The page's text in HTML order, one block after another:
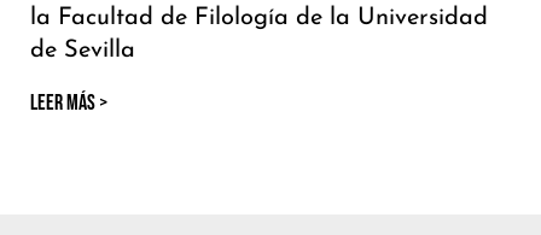
la Facultad de Filología de la Universidad
de Sevilla
LEER MÁS >